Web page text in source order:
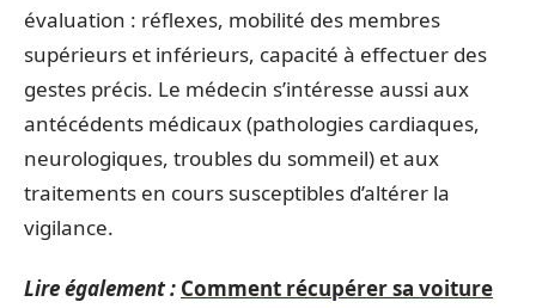
évaluation : réflexes, mobilité des membres
supérieurs et inférieurs, capacité à effectuer des
gestes précis. Le médecin s’intéresse aussi aux
antécédents médicaux (pathologies cardiaques,
neurologiques, troubles du sommeil) et aux
traitements en cours susceptibles d’altérer la
vigilance.
Lire également : Comment récupérer sa voiture